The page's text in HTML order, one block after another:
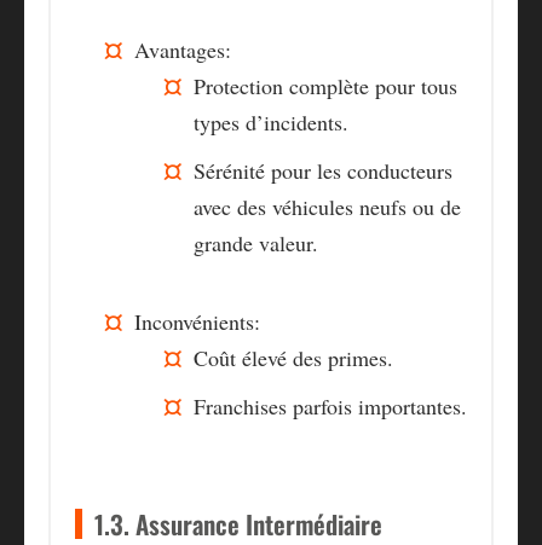
Avantages:
Protection complète pour tous
types d’incidents.
Sérénité pour les conducteurs
avec des véhicules neufs ou de
grande valeur.
Inconvénients:
Coût élevé des primes.
Franchises parfois importantes.
1.3. Assurance Intermédiaire